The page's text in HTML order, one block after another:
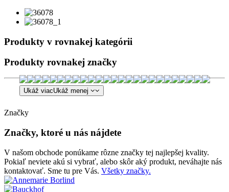
Produkty v rovnakej kategórii
Produkty rovnakej značky
Ukáž viacUkáž menej
Značky
Značky, ktoré u nás nájdete
V našom obchode ponúkame rôzne značky tej najlepšej kvality.
Pokiaľ neviete akú si vybrať, alebo skôr aký produkt, neváhajte nás
kontaktovať. Sme tu pre Vás. Všetky značky.